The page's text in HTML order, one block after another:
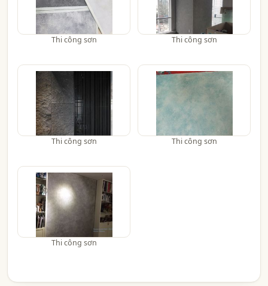
Thi công sơn Thi công sơn
Thi công sơn Thi công sơn
Thi công sơn